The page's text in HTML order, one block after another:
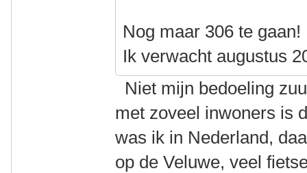
Nog maar 306 te gaan!
Ik verwacht augustus
Niet mijn bedoeling
met zoveel inwoners is
was ik in Nederland,
op de Veluwe, veel